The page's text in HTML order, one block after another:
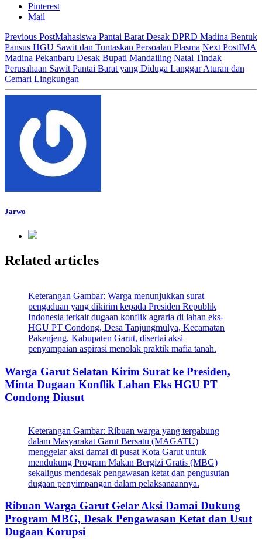
Pinterest
Mail
Previous PostMahasiswa Pantai Barat Desak DPRD Madina Bentuk
Pansus HGU Sawit dan Tuntaskan Persoalan Plasma Next PostIMA
Madina Pekanbaru Desak Bupati Mandailing Natal Tindak
Perusahaan Sawit Pantai Barat yang Diduga Langgar Aturan dan
Cemari Lingkungan
Jarwo
Related articles
Keterangan Gambar: Warga menunjukkan surat
pengaduan yang dikirim kepada Presiden Republik
Indonesia terkait dugaan konflik agraria di lahan eks-
HGU PT Condong, Desa Tanjungmulya, Kecamatan
Pakenjeng, Kabupaten Garut, disertai aksi
penyampaian aspirasi menolak praktik mafia tanah.
Warga Garut Selatan Kirim Surat ke Presiden,
Minta Dugaan Konflik Lahan Eks HGU PT
Condong Diusut
Keterangan Gambar: Ribuan warga yang tergabung
dalam Masyarakat Garut Bersatu (MAGATU)
menggelar aksi damai di pusat Kota Garut untuk
mendukung Program Makan Bergizi Gratis (MBG)
sekaligus mendesak pengawasan ketat dan pengusutan
dugaan penyimpangan dalam pelaksanaannya.
Ribuan Warga Garut Gelar Aksi Damai Dukung
Program MBG, Desak Pengawasan Ketat dan Usut
Dugaan Korupsi